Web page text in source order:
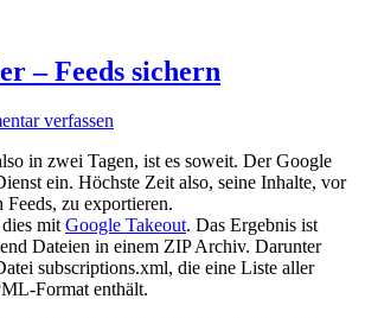
– Feeds sichern
verfassen
in zwei Tagen, ist es soweit. Der Google
ein. Höchste Zeit also, seine Inhalte, vor
zu exportieren.
mitGoogle Takeout. Das Ergebnis ist
Dateien in einem ZIP Archiv. Darunter
subscriptions.xml, die eine Liste aller
Format enthält.